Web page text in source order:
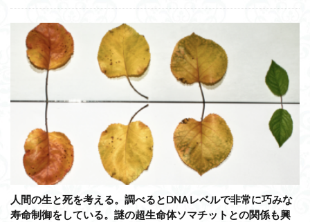
人間の生と死を考える。調べるとDNAレベルで非常に巧みな
寿命制御をしている。謎の超生命体ソマチットとの関係も興